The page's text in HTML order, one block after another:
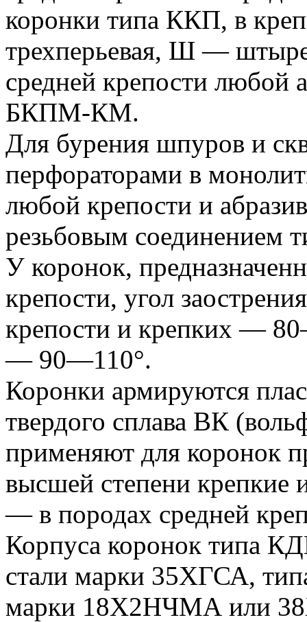
коронки типа ККП, в
трехперьевая, Ш —
средней крепости любой
БКПМ-КМ.
Для бурения шпуров и
перфораторами в
любой крепости и
резьбовым соединением
У коронок,
крепости, угол
крепости и крепких —
— 90—110°.
Коронки армируются
твердого сплава ВК
применяют для коронок
высшей степени крепкие
— в породах средней
Корпуса коронок типа
стали марки 35ХГСА,
марки 18Х2НЧМА или